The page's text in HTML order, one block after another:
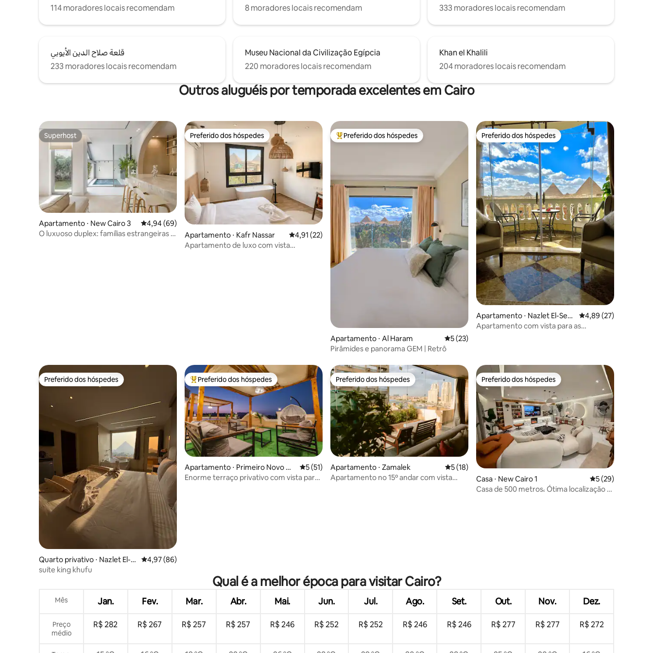
114 moradores locais recomendam
8 moradores locais recomendam
333 moradores locais recomendam
قلعة صلاح الدين الأيوبي
233 moradores locais recomendam
Museu Nacional da Civilização Egípcia
220 moradores locais recomendam
Khan el Khalili
204 moradores locais recomendam
Outros aluguéis por temporada excelentes em Cairo
Superhost
Superhost
Apartamento ⋅ New Cairo 3 4,94 de uma avaliação média de 5, 69 avaliações
4,94 (69)
O luxuoso duplex: famílias estrangeiras e
Preferido dos hóspedes
Preferido dos hóspedes
Apartamento ⋅ Kafr Nassar 4,91 de uma avaliação média de 5, 22 avaliações
4,91 (22)
Apartamento de luxo com vista
Entre os melhores preferidos dos hóspedes
Preferido dos hóspedes
Apartamento ⋅ Al Haram 5 de uma avaliação média de 5, 23 avaliações
5 (23)
Pirâmides e panorama GEM | Retrô
Preferido dos hóspedes
Preferido dos hóspedes
Apartamento ⋅ Nazlet El-Sem
man
4,89 de uma
4,89 (27)
Apartamento com vista para as
Preferido dos hóspedes
Preferido dos hóspedes
Quarto privativo ⋅ Nazlet El-S
emman
4,97 de uma avaliação média de 5, 86 avaliações
4,97 (86)
suíte king khufu
Entre os melhores preferidos dos hóspedes
Preferido dos hóspedes
Apartamento ⋅ Primeiro Novo Ca
iro Qism
5 de uma avaliação média de 5, 51 avaliações
5 (51)
Enorme terraço privativo com vista para
Preferido dos hóspedes
Preferido dos hóspedes
Apartamento ⋅ Zamalek 5 de uma avaliação média de 5, 18 avaliações
5 (18)
Apartamento no 15º andar com vista
Preferido dos hóspedes
Preferido dos hóspedes
Casa ⋅ New Cairo 1 5 de uma
5 (29)
Casa de 500 metros، Ótima localização 4
Qual é a melhor época para visitar Cairo?
Mês Jan. Fev. Mar. Abr. Mai. Jun. Jul. Ago. Set. Out. Nov. Dez.
Preço
médio
R$ 282 R$ 267 R$ 257 R$ 257 R$ 246 R$ 252 R$ 252 R$ 246 R$ 246 R$ 277 R$ 277 R$ 272